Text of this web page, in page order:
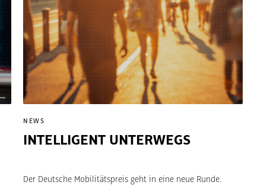
NEWS
INTELLIGENT UNTERWEGS
Der Deutsche Mobilitätspreis geht in eine neue Runde.